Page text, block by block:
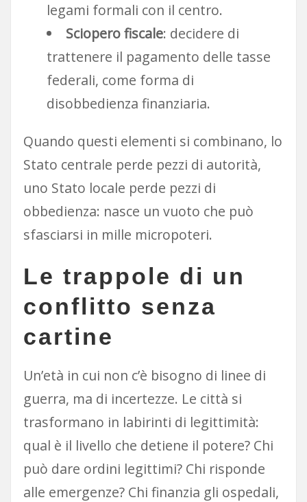
legami formali con il centro.
Sciopero fiscale: decidere di
trattenere il pagamento delle tasse
federali, come forma di
disobbedienza finanziaria.
Quando questi elementi si combinano, lo
Stato centrale perde pezzi di autorità,
uno Stato locale perde pezzi di
obbedienza: nasce un vuoto che può
sfasciarsi in mille micropoteri.
Le trappole di un
conflitto senza
cartine
Un’età in cui non c’è bisogno di linee di
guerra, ma di incertezze. Le città si
trasformano in labirinti di legittimità:
qual è il livello che detiene il potere? Chi
può dare ordini legittimi? Chi risponde
alle emergenze? Chi finanzia gli ospedali,